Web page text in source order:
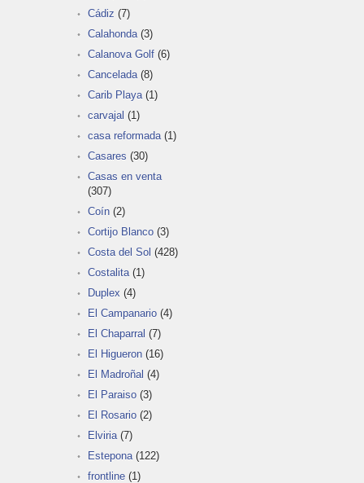
Cádiz (7)
Calahonda(3)
Calanova Golf (6)
Cancelada(8)
Carib Playa(1)
carvajal (1)
casa reformada(1)
Casares (30)
Casas en venta
(307)
Coín (2)
Cortijo Blanco (3)
Costa del Sol (428)
Costalita(1)
Duplex (4)
El Campanario (4)
El Chaparral (7)
El Higueron (16)
El Madroñal (4)
El Paraiso (3)
El Rosario (2)
Elviria(7)
Estepona(122)
frontline (1)